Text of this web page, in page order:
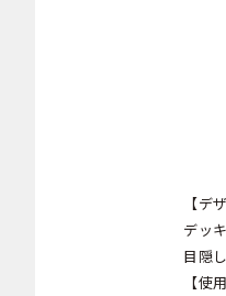
【デ
デッ
目隠
【使